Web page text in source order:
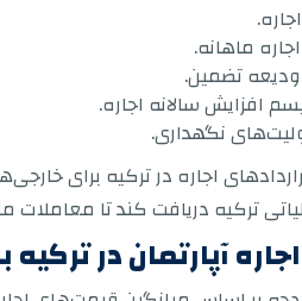
ماهانه.
تضمین.
افزایش سالانه اجاره.
نگهداری.
اجاره در ترکیه برای
ترکیه دریافت کند تا معاملات
آپارتمان در